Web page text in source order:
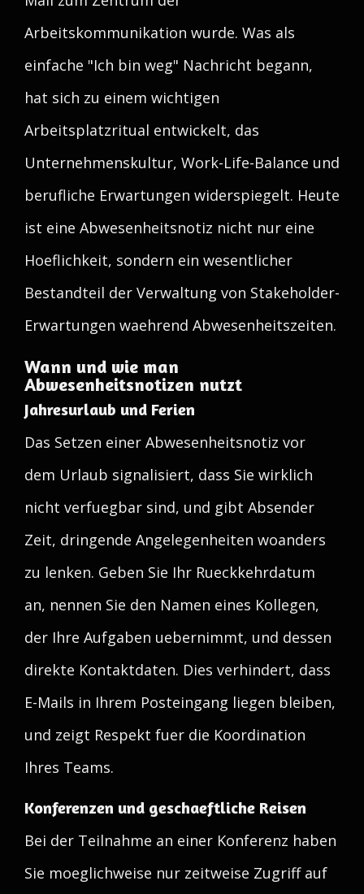
Arbeitskommunikation wurde. Was als
einfache "Ich bin weg" Nachricht begann,
hat sich zu einem wichtigen
Arbeitsplatzritual entwickelt, das
Unternehmenskultur, Work-Life-Balance und
berufliche Erwartungen widerspiegelt. Heute
ist eine Abwesenheitsnotiz nicht nur eine
Hoeflichkeit, sondern ein wesentlicher
Bestandteil der Verwaltung von Stakeholder-
Erwartungen waehrend Abwesenheitszeiten.
Wann und wie man
Abwesenheitsnotizen nutzt
Jahresurlaub und Ferien
Das Setzen einer Abwesenheitsnotiz vor
dem Urlaub signalisiert, dass Sie wirklich
nicht verfuegbar sind, und gibt Absender
Zeit, dringende Angelegenheiten woanders
zu lenken. Geben Sie Ihr Rueckkehrdatum
an, nennen Sie den Namen eines Kollegen,
der Ihre Aufgaben uebernimmt, und dessen
direkte Kontaktdaten. Dies verhindert, dass
E-Mails in Ihrem Posteingang liegen bleiben,
und zeigt Respekt fuer die Koordination
Ihres Teams.
Konferenzen und geschaeftliche Reisen
Bei der Teilnahme an einer Konferenz haben
Sie moeglichweise nur zeitweise Zugriff auf